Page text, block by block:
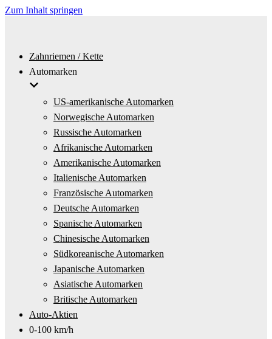
Zum Inhalt springen
Zahnriemen / Kette
Automarken
US-amerikanische Automarken
Norwegische Automarken
Russische Automarken
Afrikanische Automarken
Amerikanische Automarken
Italienische Automarken
Französische Automarken
Deutsche Automarken
Spanische Automarken
Chinesische Automarken
Südkoreanische Automarken
Japanische Automarken
Asiatische Automarken
Britische Automarken
Auto-Aktien
0-100 km/h